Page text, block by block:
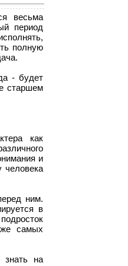
весьма
период
полную
- будет
старшем
как
и
человека
ним.
в
самых
знать на